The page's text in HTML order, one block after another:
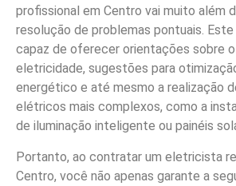
profissional em Centro vai muito além
resolução de problemas pontuais.
capaz de oferecer orientações sobre
eletricidade, sugestões para
energético e até mesmo a realização
elétricos mais complexos, como a
de iluminação inteligente ou painéis
Portanto, ao contratar um eletricista
Centro, você não apenas garante a